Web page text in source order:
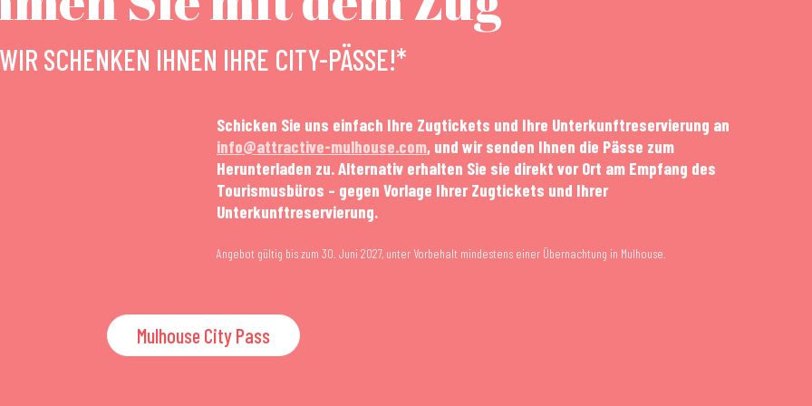
WIR SCHENKEN IHNEN IHRE CITY-PÄSSE!*
Schicken Sie uns einfach Ihre Zugtickets und Ihre Unterkunftreservierung an
info@attractive-mulhouse.com, und wir senden Ihnen die Pässe zum
Herunterladen zu. Alternativ erhalten Sie sie direkt vor Ort am Empfang des
Tourismusbüros – gegen Vorlage Ihrer Zugtickets und Ihrer
Unterkunftreservierung.
Angebot gültig bis zum 30. Juni 2027, unter Vorbehalt mindestens einer Übernachtung in Mulhouse.
Mulhouse City Pass